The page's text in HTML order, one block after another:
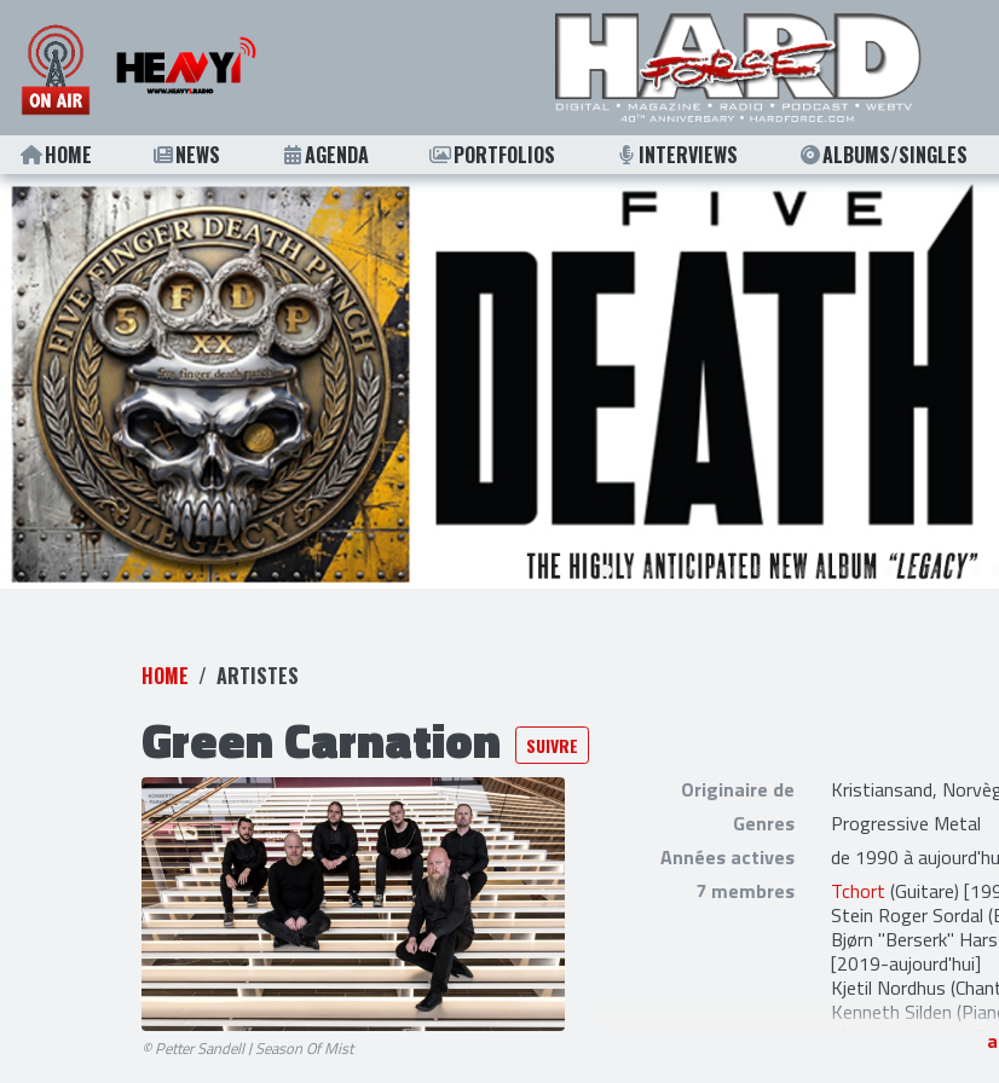
HOME NEWS AGENDA PORTFOLIOS INTERVIEWS ALBUMS/SINGLES
HOME ARTISTES
Green Carnation SUIVRE
© Petter Sandell | Season Of Mist
Originaire de
Kristiansand,
Genres
Progressive Metal
Années actives
de 1990 à
7 membres
Tchort (Guitare)
Stein Roger Sordal
Bjørn "Berserk"
[2019-aujourd'hui]
Kjetil Nordhus
Kenneth Silden